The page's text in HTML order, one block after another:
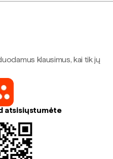
klausimus, kai tik jų
atsisiųstumėte